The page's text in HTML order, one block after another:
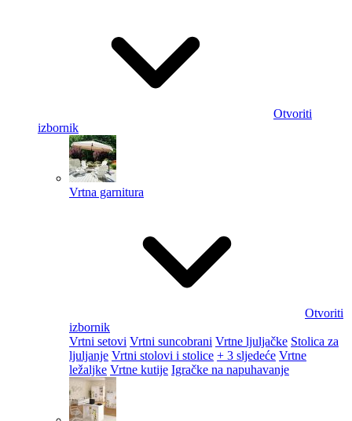
Otvoriti
izbornik
Vrtna garnitura
Otvoriti
izbornik
Vrtni setovi Vrtni suncobrani Vrtne ljuljačke Stolica za
ljuljanje Vrtni stolovi i stolice + 3 sljedeće Vrtne
ležaljke Vrtne kutije Igračke na napuhavanje